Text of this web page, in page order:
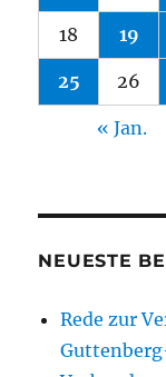
18 19
25 26
« Jan.
NEUESTE
Rede zur